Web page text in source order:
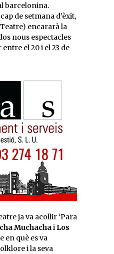
barcelonina.
de setmana d’èxit,
encararà la
nous espectacles
el 20 i el 23 de
ja va acollir ‘Para
Muchachai Los
en què es va
i la seva